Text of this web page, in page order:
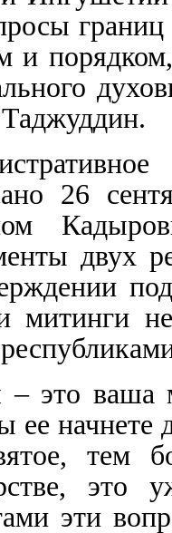
и
26
двух
митинги
– это ваша
ее начнете
тем
это
эти